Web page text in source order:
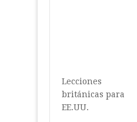
Lecciones
británicas para
EE.UU.